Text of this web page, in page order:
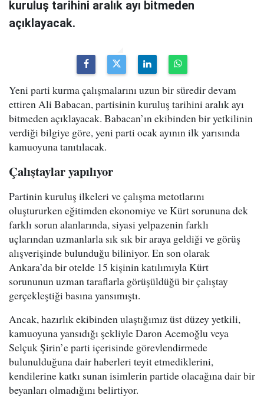
kuruluş tarihini aralık ayı bitmeden
açıklayacak.
Yeni parti kurma çalışmalarını uzun bir süredir devam
ettiren Ali Babacan, partisinin kuruluş tarihini aralık ayı
bitmeden açıklayacak. Babacan’ın ekibinden bir yetkilinin
verdiği bilgiye göre, yeni parti ocak ayının ilk yarısında
kamuoyuna tanıtılacak.
Çalıştaylar yapılıyor
Partinin kuruluş ilkeleri ve çalışma metotlarını
oluştururken eğitimden ekonomiye ve Kürt sorununa dek
farklı sorun alanlarında, siyasi yelpazenin farklı
uçlarından uzmanlarla sık sık bir araya geldiği ve görüş
alışverişinde bulunduğu biliniyor. En son olarak
Ankara’da bir otelde 15 kişinin katılımıyla Kürt
sorununun uzman taraflarla görüşüldüğü bir çalıştay
gerçekleştiği basına yansımıştı.
Ancak, hazırlık ekibinden ulaştığımız üst düzey yetkili,
kamuoyuna yansıdığı şekliyle Daron Acemoğlu veya
Selçuk Şirin’e parti içerisinde görevlendirmede
bulunulduğuna dair haberleri teyit etmediklerini,
kendilerine katkı sunan isimlerin partide olacağına dair bir
beyanları olmadığını belirtiyor.